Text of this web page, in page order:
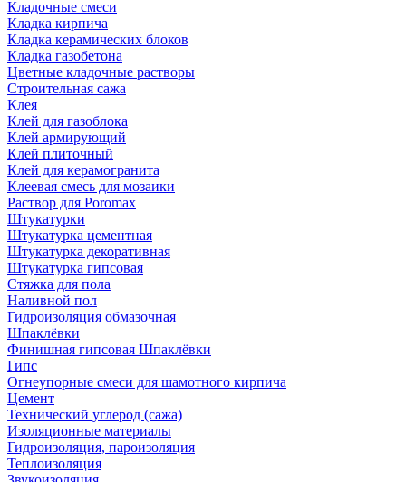
Кладочные смеси
Кладка кирпича
Кладка керамических блоков
Кладка газобетона
Цветные кладочные растворы
Строительная сажа
Клея
Клей для газоблока
Клей армирующий
Клей плиточный
Клей для керамогранита
Клеевая смесь для мозаики
Раствор для Poromax
Штукатурки
Штукатурка цементная
Штукатурка декоративная
Штукатурка гипсовая
Стяжка для пола
Наливной пол
Гидроизоляция обмазочная
Шпаклёвки
Финишная гипсовая Шпаклёвки
Гипс
Огнеупорные смеси для шамотного кирпича
Цемент
Технический углерод (сажа)
Изоляционные материалы
Гидроизоляция, пароизоляция
Теплоизоляция